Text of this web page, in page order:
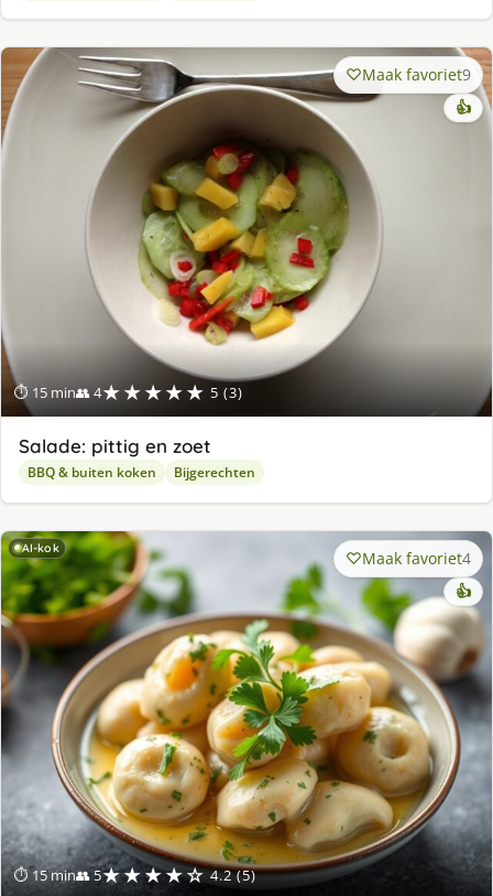
⏱ 15 min👥 4★★★★★ 5 (3)
Maak favoriet9
👍
Salade: pittig en zoet
BBQ & buiten koken Bijgerechten
AI-kok
⏱ 15 min👥 5★★★★☆ 4.2 (5)
Maak favoriet4
👍